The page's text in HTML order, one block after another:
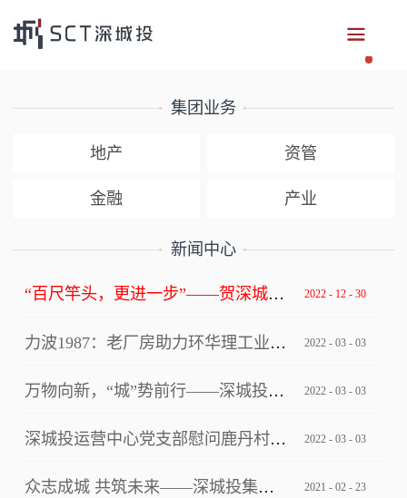
集团业务
地产 资管
金融 产业
新闻中心
“百尺竿头，更进一步”——贺深城投集团获评深圳市总部企业 2022 - 12 - 30
力波1987：老厂房助力环华理工业设计创新中心写入上海市级文件！ 2022 - 03 - 03
万物向新，“城”势前行——深城投集团“逐梦四十年”2022年年会 2022 - 03 - 03
深城投运营中心党支部慰问鹿丹村社区疫情防控一线工作人员 2022 - 03 - 03
众志成城 共筑未来——深城投集团2021云年会圆满落幕 2021 - 02 - 23